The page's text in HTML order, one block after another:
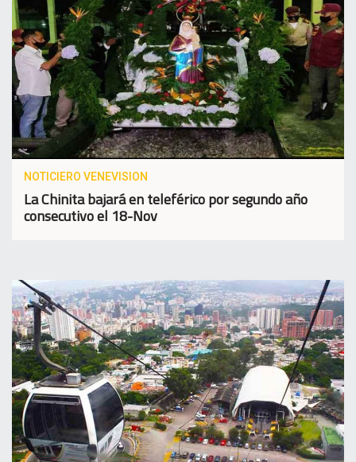
NOTICIERO VENEVISION
La Chinita bajará en teleférico por segundo año
consecutivo el 18-Nov